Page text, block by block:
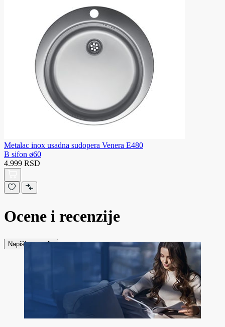
Metalac inox usadna sudopera Venera E480
B sifon ø60
4.999 RSD
Ocene i recenzije
Napiši recenziju